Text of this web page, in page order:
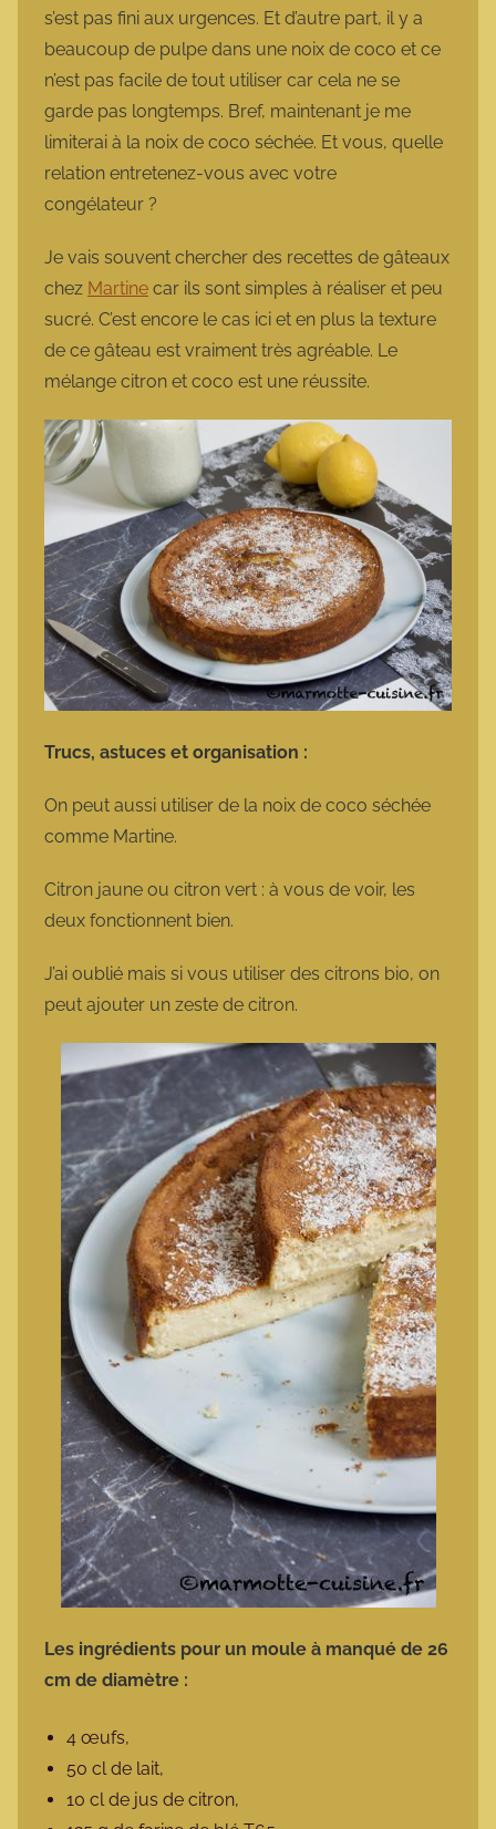
s’est pas fini aux urgences. Et d’autre part, il y a
beaucoup de pulpe dans une noix de coco et ce
n’est pas facile de tout utiliser car cela ne se
garde pas longtemps. Bref, maintenant je me
limiterai à la noix de coco séchée. Et vous, quelle
relation entretenez-vous avec votre
congélateur ?
Je vais souvent chercher des recettes de gâteaux
chez Martine car ils sont simples à réaliser et peu
sucré. C’est encore le cas ici et en plus la texture
de ce gâteau est vraiment très agréable. Le
mélange citron et coco est une réussite.
Trucs, astuces et organisation :
On peut aussi utiliser de la noix de coco séchée
comme Martine.
Citron jaune ou citron vert : à vous de voir, les
deux fonctionnent bien.
J’ai oublié mais si vous utiliser des citrons bio, on
peut ajouter un zeste de citron.
Les ingrédients pour un moule à manqué de 26
cm de diamètre :
4 œufs,
50 cl de lait,
10 cl de jus de citron,